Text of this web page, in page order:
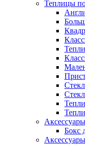
Теплицы
Бокс
Аксессуары